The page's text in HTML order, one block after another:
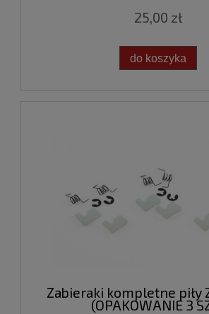
25,00 zł
do koszyka
Zabieraki kompletne piły
(OPAKOWANIE 3